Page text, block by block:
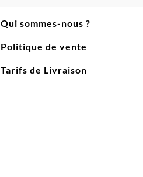
Qui sommes-nous ?
Politique de vente
Tarifs de Livraison